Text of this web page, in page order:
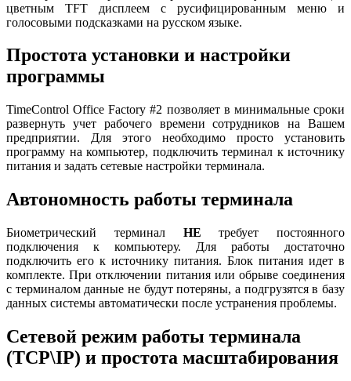
цветным TFT дисплеем с русифицированным меню и
голосовыми подсказками на русском языке.
Простота установки и настройки
программы
TimeControl Office Factory #2 позволяет в минимальные сроки
развернуть учет рабочего времени сотрудников на Вашем
предприятии. Для этого необходимо просто установить
программу на компьютер, подключить терминал к источнику
питания и задать сетевые настройки терминала.
Автономность работы терминала
Биометрический терминал НЕ требует постоянного
подключения к компьютеру. Для работы достаточно
подключить его к источнику питания. Блок питания идет в
комплекте. При отключении питания или обрыве соединения
с терминалом данные не будут потеряны, а подгрузятся в базу
данных системы автоматически после устранения проблемы.
Сетевой режим работы терминала
(TCP\IP) и простота масштабирования